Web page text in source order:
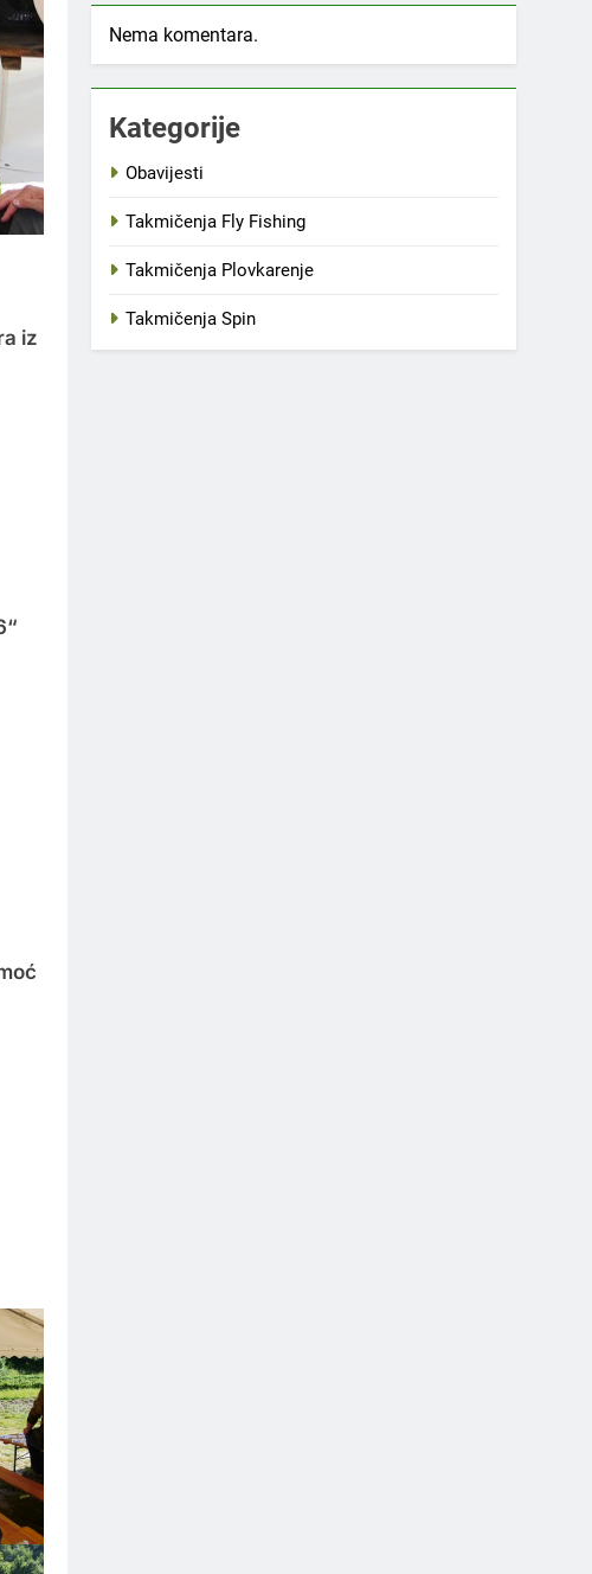
iz
Nema komentara.
Kategorije
Obavijesti
Takmičenja Fly Fishing
Takmičenja Plovkarenje
Takmičenja Spin